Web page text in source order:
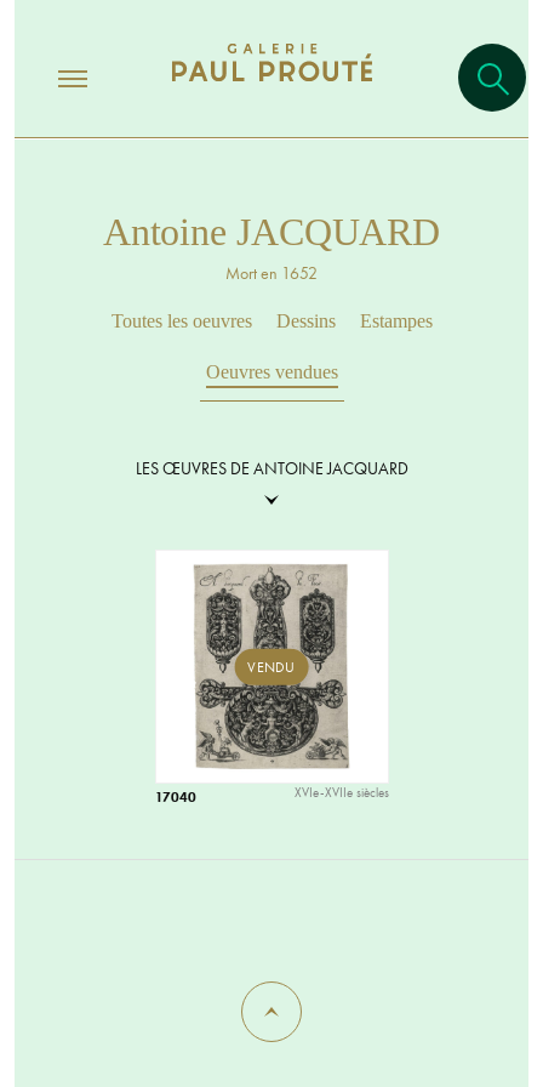
Antoine JACQUARD
Mort en 1652
Toutes les oeuvres Dessins Estampes
Oeuvres vendues
LES ŒUVRES DE ANTOINE JACQUARD
VENDU
17040 XVIe-XVIIe siècles